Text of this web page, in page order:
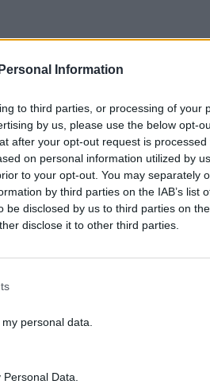
Information
to third parties, or processing of your
by us, please use the below opt-
after your opt-out request is processed
on personal information utilized by
to your opt-out. You may separately
by third parties on the IAB’s list
be disclosed by us to third parties on the
disclose it to other third parties.
personal data.
Data.
je osłabić.
elektronicznego. To istotne,
telewizyjnego o godz. 20.00 na
paradoksalnie zwiększyć
francuska rzeczywistość pokazuje